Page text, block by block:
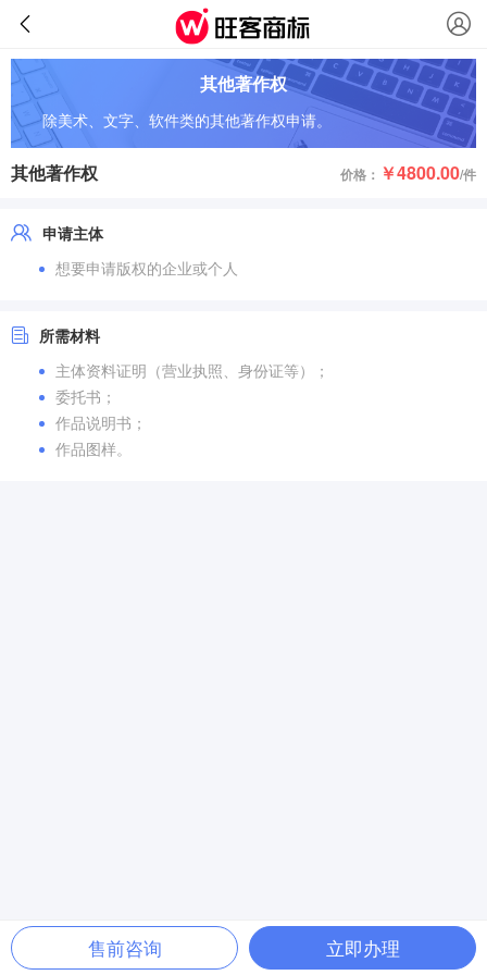
其他著作权
除美术、文字、软件类的其他著作权申请。
其他著作权 价格： ￥4800.00/件
申请主体
想要申请版权的企业或个人
所需材料
主体资料证明（营业执照、身份证等）；
委托书；
作品说明书；
作品图样。
售前咨询 立即办理